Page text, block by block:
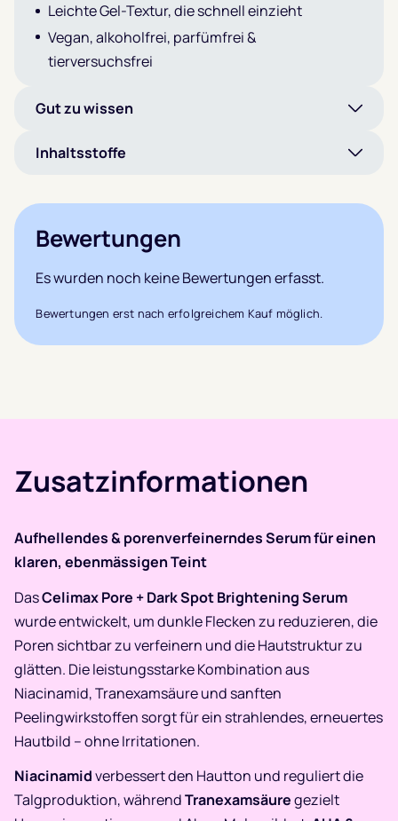
Leichte Gel-Textur, die schnell einzieht
Vegan, alkoholfrei, parfümfrei &
tierversuchsfrei
Gut zu wissen
Inhaltsstoffe
Bewertungen
Es wurden noch keine Bewertungen erfasst.
Bewertungen erst nach erfolgreichem Kauf möglich.
Zusatzinformationen
Aufhellendes & porenverfeinerndes Serum für einen
klaren, ebenmässigen Teint
DasCelimax Pore + Dark Spot Brightening Serum
wurde entwickelt, um dunkle Flecken zu reduzieren, die
Poren sichtbar zu verfeinern und die Hautstruktur zu
glätten. Die leistungsstarke Kombination aus
Niacinamid, Tranexamsäure und sanften
Peelingwirkstoffen sorgt für ein strahlendes, erneuertes
Hautbild – ohne Irritationen.
Niacinamidverbessert den Hautton und reguliert die
Talgproduktion, währendTranexamsäuregezielt